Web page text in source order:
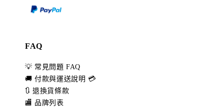
FAQ
💡 常見問題 FAQ
🚚 付款與運送說明 💳
🔃 退換貨條款
🏬 品牌列表